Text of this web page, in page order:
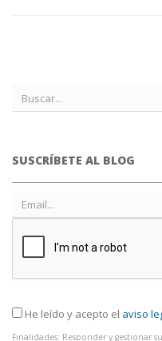
SUSCRÍBETE AL BLOG
He leído y acepto el aviso
Finalidades: Responder y gestionar